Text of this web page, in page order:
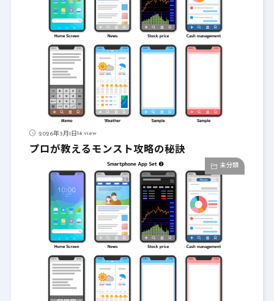
2026年3月1日14 view
プロが教えるモンスト攻略の秘訣
未分類